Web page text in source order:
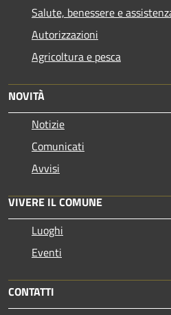
Salute, benessere e
Autorizzazioni
Agricoltura e pesca
NOVITÀ
Notizie
Comunicati
Avvisi
VIVERE IL COMUNE
Luoghi
Eventi
CONTATTI